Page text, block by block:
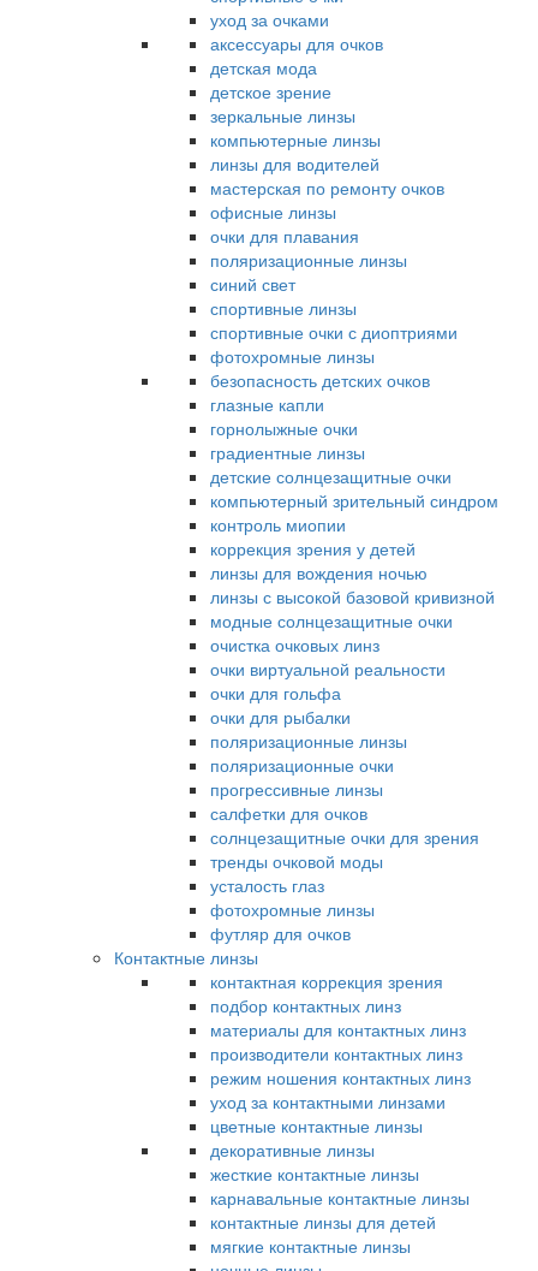
уход за очками
аксессуары для очков
детская мода
детское зрение
зеркальные линзы
компьютерные линзы
линзы для водителей
мастерская по ремонту очков
офисные линзы
очки для плавания
поляризационные линзы
синий свет
спортивные линзы
спортивные очки с диоптриями
фотохромные линзы
безопасность детских очков
глазные капли
горнолыжные очки
градиентные линзы
детские солнцезащитные очки
компьютерный зрительный синдром
контроль миопии
коррекция зрения у детей
линзы для вождения ночью
линзы с высокой базовой кривизной
модные солнцезащитные очки
очистка очковых линз
очки виртуальной реальности
очки для гольфа
очки для рыбалки
поляризационные линзы
поляризационные очки
прогрессивные линзы
салфетки для очков
солнцезащитные очки для зрения
тренды очковой моды
усталость глаз
фотохромные линзы
футляр для очков
Контактные линзы
контактная коррекция зрения
подбор контактных линз
материалы для контактных линз
производители контактных линз
режим ношения контактных линз
уход за контактными линзами
цветные контактные линзы
декоративные линзы
жесткие контактные линзы
карнавальные контактные линзы
контактные линзы для детей
мягкие контактные линзы